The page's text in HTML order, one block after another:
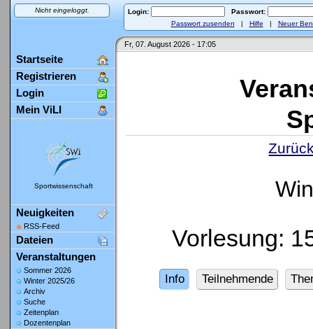
Nicht eingeloggt. Login:
Passwort:
Passwort zusenden | Hilfe | Neuer
Fr, 07. August 2026 - 17:05
Startseite
Registrieren
Login
Mein ViLI
Sportwissenschaft
Neuigkeiten
RSS-Feed
Dateien
Veranstaltungen
Sommer 2026
Winter 2025/26
Archiv
Suche
Zeitenplan
Dozentenplan
Vorlesung:
Info Teilnehmende